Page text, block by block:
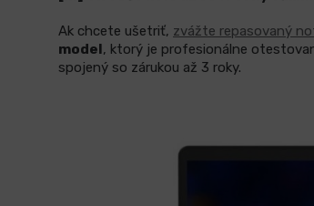
Ak chcete ušetriť, zvážte repasovaný
model, ktorý je profesionálne
spojený so zárukou až 3 roky.